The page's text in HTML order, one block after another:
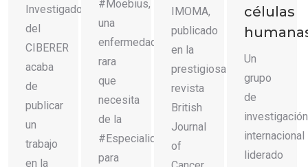
Investigadores
del
CIBERER
acaba
de
publicar
un
trabajo
en la
#Moebius,
una
enfermedad
rara
que
necesita
de la
#EspecialidadGenéticaYA
para
IMOMA,
publicado
en la
prestigiosa
revista
British
Journal
of
células
Un
grupo
de
investigación
internacional
liderado